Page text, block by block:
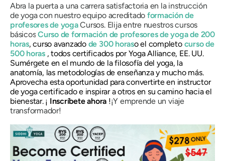
Abra la puerta a una carrera satisfactoria en la instrucción
de yoga con nuestro equipo acreditado formación de
profesores de yogaCursos. Elija entre nuestros cursos
básicos Curso de formación de profesores de yoga de 200
horas, curso avanzado de 300 horaso el completo curso de
500 horas, todos certificados por Yoga Alliance, EE. UU.
Sumérgete en el mundo de la filosofía del yoga, la
anatomía, las metodologías de enseñanza y mucho más.
Aprovecha esta oportunidad para convertirte en instructor
de yoga certificado e inspirar a otros en su camino hacia el
bienestar. ¡ Inscríbete ahora !¡Y emprende un viaje
transformador!